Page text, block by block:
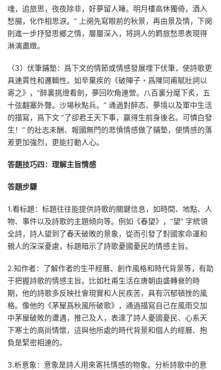
魂，追旅思，夜夜除非，好夢留人睡。明月樓高休獨倚，酒入
愁腸，化作相思淚。” 上阕先寫眼前的秋景，再由景及情，下阕
則進一步抒發思鄉之情，層層深入，将詞人的羁旅愁思表現得
淋漓盡緻。
（3）伏筆鋪墊：爲下文的情節或情感發展埋下伏筆，使詩歌更
具連貫性和邏輯性。如辛棄疾的《破陣子・爲陳同甫賦壯詞以
寄之》，“醉裏挑燈看劍，夢回吹角連營。八百裏分麾下炙，五
十弦翻塞外聲。沙場秋點兵。” 通過對醉态、夢境以及軍中生活
的描寫，爲下文 “了卻君王天下事，赢得生前身後名。可憐白發
生！” 的壯志未酬、報國無門的悲憤情感做了鋪墊，使情感的落
差更加強烈，更能打動人心。
答題技巧四：理解主旨情感
答題步驟
1.看标題：标題往往能提供詩歌的關鍵信息，如時間、地點、人
物、事件以及詩歌的主題傾向等。例如《春望》，“望” 字統領
全詩，詩人望到了春天破敗的景象，從而引發了對國家命運和
親人的深深憂慮，标題暗示了詩歌憂國憂民的情感主旨。
2.知作者：了解作者的生平經曆、創作風格和時代背景等，有助
于把握詩歌的情感主旨。比如杜甫生活在唐朝由盛轉衰的時
期，他的詩歌多反映社會現實和人民疾苦，具有沉郁頓挫的風
格。像他的《茅屋爲秋風所破歌》，通過描寫自己在風雨交加
中茅屋破敗的遭遇，推己及人，表達了詩人憂國憂民、心系天
下寒士的高尚情懷，這與他所處的時代背景和個人的經曆、抱
負是緊密相連的。
3.析意象：意象是詩人用來寄托情感的物象。分析詩歌中的意